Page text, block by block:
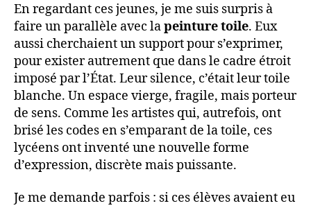
En regardant ces jeunes, je me suis surpris à
faire un parallèle avec lapeinture toile. Eux
aussi cherchaient un support pour s’exprimer,
pour exister autrement que dans le cadre étroit
imposé par l’État. Leur silence, c’était leur toile
blanche. Un espace vierge, fragile, mais porteur
de sens. Comme les artistes qui, autrefois, ont
brisé les codes en s’emparant de la toile, ces
lycéens ont inventé une nouvelle forme
d’expression, discrète mais puissante.
Je me demande parfois : si ces élèves avaient eu